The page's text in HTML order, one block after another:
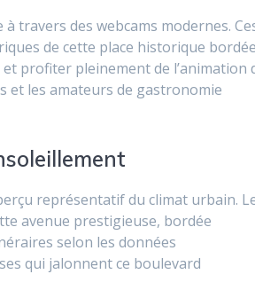
travers des webcams modernes.
de cette place historique bordée
profiter pleinement de l’animation
et les amateurs de gastronomie
représentatif du climat urbain.
avenue prestigieuse, bordée
selon les données
qui jalonnent ce boulevard